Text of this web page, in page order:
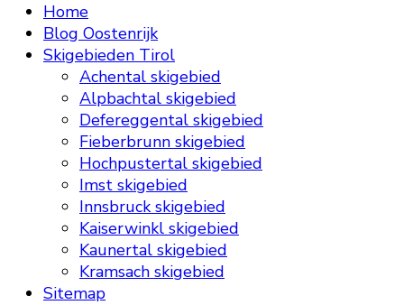
Home
Blog Oostenrijk
Skigebieden Tirol
Achental skigebied
Alpbachtal skigebied
Defereggental skigebied
Fieberbrunn skigebied
Hochpustertal skigebied
Imst skigebied
Innsbruck skigebied
Kaiserwinkl skigebied
Kaunertal skigebied
Kramsach skigebied
Sitemap